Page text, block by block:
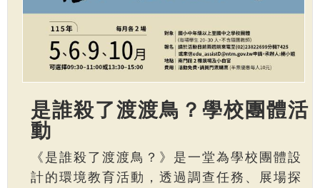
是誰殺了渡渡鳥？學校團體活
動
《是誰殺了渡渡鳥？》是一堂為學校團體設
計的環境教育活動，透過調查任務、展場探